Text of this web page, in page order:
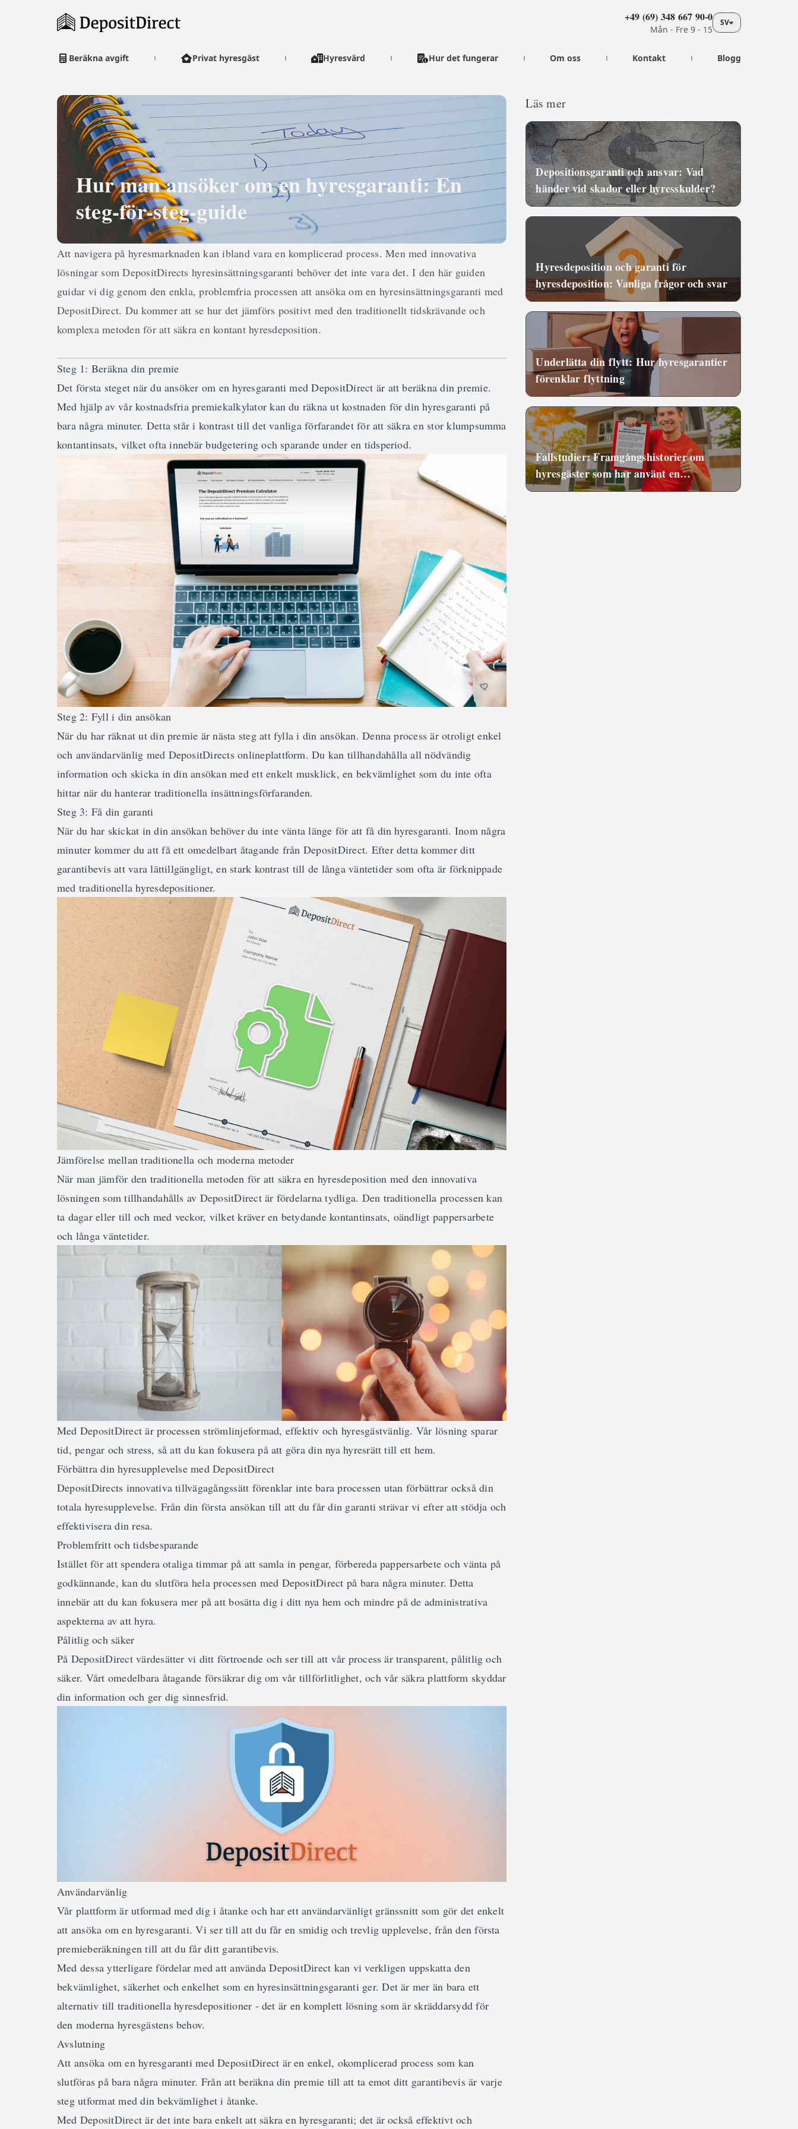
+49 (69) 348 667 90-0
Mån - Fre 9 - 15
SV
Beräkna avgift Privat hyresgäst Hyresvärd Hur det fungerar Om oss Kontakt Blogg
Hur man ansöker om en hyresgaranti: En
steg-för-steg-guide
Att navigera på hyresmarknaden kan ibland vara en komplicerad process. Men med innovativa
lösningar som DepositDirects hyresinsättningsgaranti behöver det inte vara det. I den här guiden
guidar vi dig genom den enkla, problemfria processen att ansöka om en hyresinsättningsgaranti med
DepositDirect. Du kommer att se hur det jämförs positivt med den traditionellt tidskrävande och
komplexa metoden för att säkra en kontant hyresdeposition.
Steg 1: Beräkna din premie
Det första steget när du ansöker om en hyresgaranti med DepositDirect är att beräkna din premie.
Med hjälp av vår kostnadsfria premiekalkylator kan du räkna ut kostnaden för din hyresgaranti på
bara några minuter. Detta står i kontrast till det vanliga förfarandet för att säkra en stor klumpsumma
kontantinsats, vilket ofta innebär budgetering och sparande under en tidsperiod.
Steg 2: Fyll i din ansökan
När du har räknat ut din premie är nästa steg att fylla i din ansökan. Denna process är otroligt enkel
och användarvänlig med DepositDirects onlineplattform. Du kan tillhandahålla all nödvändig
information och skicka in din ansökan med ett enkelt musklick, en bekvämlighet som du inte ofta
hittar när du hanterar traditionella insättningsförfaranden.
Steg 3: Få din garanti
När du har skickat in din ansökan behöver du inte vänta länge för att få din hyresgaranti. Inom några
minuter kommer du att få ett omedelbart åtagande från DepositDirect. Efter detta kommer ditt
garantibevis att vara lättillgängligt, en stark kontrast till de långa väntetider som ofta är förknippade
med traditionella hyresdepositioner.
Jämförelse mellan traditionella och moderna metoder
När man jämför den traditionella metoden för att säkra en hyresdeposition med den innovativa
lösningen som tillhandahålls av DepositDirect är fördelarna tydliga. Den traditionella processen kan
ta dagar eller till och med veckor, vilket kräver en betydande kontantinsats, oändligt pappersarbete
och långa väntetider.
Med DepositDirect är processen strömlinjeformad, effektiv och hyresgästvänlig. Vår lösning sparar
tid, pengar och stress, så att du kan fokusera på att göra din nya hyresrätt till ett hem.
Förbättra din hyresupplevelse med DepositDirect
DepositDirects innovativa tillvägagångssätt förenklar inte bara processen utan förbättrar också din
totala hyresupplevelse. Från din första ansökan till att du får din garanti strävar vi efter att stödja och
effektivisera din resa.
Problemfritt och tidsbesparande
Istället för att spendera otaliga timmar på att samla in pengar, förbereda pappersarbete och vänta på
godkännande, kan du slutföra hela processen med DepositDirect på bara några minuter. Detta
innebär att du kan fokusera mer på att bosätta dig i ditt nya hem och mindre på de administrativa
aspekterna av att hyra.
Pålitlig och säker
På DepositDirect värdesätter vi ditt förtroende och ser till att vår process är transparent, pålitlig och
säker. Vårt omedelbara åtagande försäkrar dig om vår tillförlitlighet, och vår säkra plattform skyddar
din information och ger dig sinnesfrid.
Användarvänlig
Vår plattform är utformad med dig i åtanke och har ett användarvänligt gränssnitt som gör det enkelt
att ansöka om en hyresgaranti. Vi ser till att du får en smidig och trevlig upplevelse, från den första
premieberäkningen till att du får ditt garantibevis.
Med dessa ytterligare fördelar med att använda DepositDirect kan vi verkligen uppskatta den
bekvämlighet, säkerhet och enkelhet som en hyresinsättningsgaranti ger. Det är mer än bara ett
alternativ till traditionella hyresdepositioner - det är en komplett lösning som är skräddarsydd för
den moderna hyresgästens behov.
Avslutning
Att ansöka om en hyresgaranti med DepositDirect är en enkel, okomplicerad process som kan
slutföras på bara några minuter. Från att beräkna din premie till att ta emot ditt garantibevis är varje
steg utformat med din bekvämlighet i åtanke.
Med DepositDirect är det inte bara enkelt att säkra en hyresgaranti; det är också effektivt och
Läs mer
Depositionsgaranti och ansvar: Vad
händer vid skador eller hyresskulder?
Hyresdeposition och garanti för
hyresdeposition: Vanliga frågor och svar
Underlätta din flytt: Hur hyresgarantier
förenklar flyttning
Fallstudier: Framgångshistorier om
hyresgäster som har använt en
hyresgaranti